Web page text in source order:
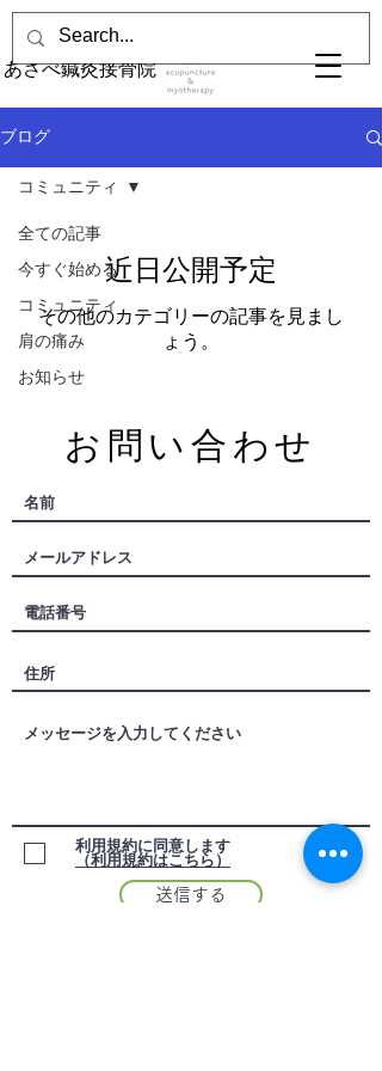
あさべ鍼灸接骨院
ブログ
全ての記事
今すぐ始める
コミュニティ
肩の痛み
お知らせ
コミュニティ
近日公開予定
その他のカテゴリーの記事を見まし
ょう。
利用規約に同意します
（利用規約はこちら）
送信する
​お問い合わせ